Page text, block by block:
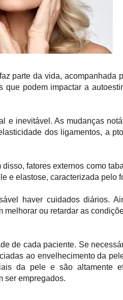
parte da vida, acompanhada
que podem impactar a
e inevitável. As mudanças
dos ligamentos, a
fatores externos como
e elastose, caracterizada pelo
haver cuidados diários.
ou retardar as
de cada paciente. Se
ao envelhecimento da
da pele e são altamente
ser empregados.